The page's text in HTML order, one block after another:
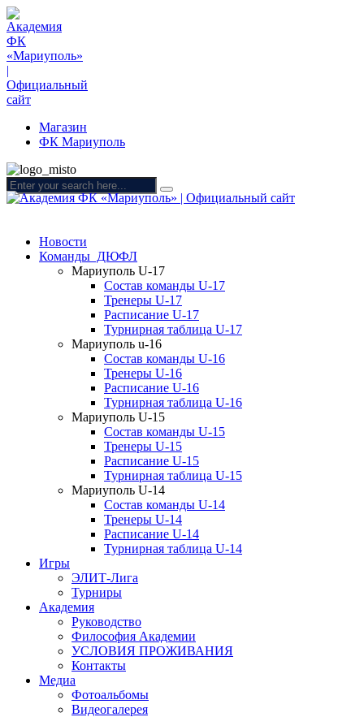
Магазин
ФК Мариуполь
Новости
Команды ДЮФЛ
Мариуполь U-17
Состав команды U-17
Тренеры U-17
Расписание U-17
Турнирная таблица U-17
Мариуполь u-16
Состав команды U-16
Тренеры U-16
Расписание U-16
Турнирная таблица U-16
Мариуполь U-15
Состав команды U-15
Тренеры U-15
Расписание U-15
Турнирная таблица U-15
Мариуполь U-14
Состав команды U-14
Тренеры U-14
Расписание U-14
Турнирная таблица U-14
Игры
ЭЛИТ-Лига
Турниры
Академия
Руководство
Философия Академии
УСЛОВИЯ ПРОЖИВАНИЯ
Контакты
Медиа
Фотоальбомы
Видеогалерея